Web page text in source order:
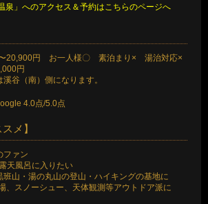
泉」へのアクセス＆予約はこちらのページへ
20,900円 お一人様〇 素泊まり× 湯治対応×
円
谷（南）側になります。
4.0点/5.0点
メ】
ファン
天風呂に入りたい
山・湯の丸山の登山・ハイキングの基地に
スノーシュー、天体観測等アウトドア派に